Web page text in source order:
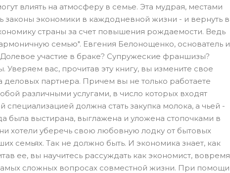
влиять на атмосферу в семье. Эта мудрая, местами
экономики в каждодневной жизни - и вернуть в
страны за счет повышения рождаемости. Ведь
семью". Евгения Белонощенко, основатель и
участие в браке? Супружеские франшизы?
вас, прочитав эту книгу, вы измените свое
деловых партнера. Причем вы не только работаете
различными услугами, в число которых входят
должна стать закупка молока, а чьей -
была выстирана, выглажена и уложена стопочками в
хотели уберечь свою любовную лодку от бытовых
семьях. Так не должно быть. И экономика знает, как
ее, вы научитесь рассуждать как экономист, вовремя
сложных вопросах совместной жизни. При помощи